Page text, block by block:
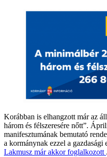
Korábban is elhangzott már az
három és félszeresére nőtt”.
manifesztumának bemutató
a kormánynak ezzel a gazdasági
Lakmusz már akkor foglalkozott .